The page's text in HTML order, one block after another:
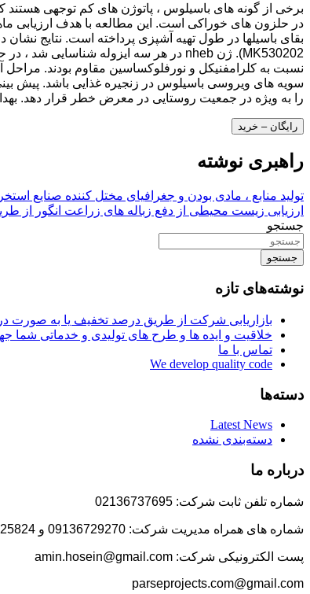
برخی از گونه های باسیلوس ، پاتوژن های کم توجهی هستند
سویه های ویروسی باسیلوس در زنجیره غذایی باشد. پیش
را به ویژه در جمعیت روستایی در معرض خطر قرار دهد.
رایگان – خرید
راهبری نوشته
تولید منابع ، مادی بودن و جغرافیای مختل کننده صنایع
ارزیابی زیست محیطی از دفع زباله های زراعت انگور از
جستجو
جستجو
نوشته‌های تازه
بازاریابی شرکت از طریق درصد تخفیف یا به صورت
خلاقیت و ایده ها و طرح های تولیدی و خدماتی
تماس با ما
We develop quality code
دسته‌ها
Latest News
دسته‌بندی نشده
درباره ما
شماره تلفن ثابت شرکت: 02136737695
شماره های همراه مدیریت شرکت: 09136729270 و 09198325824
پست الکترونیکی شرکت: amin.hosein@gmail.com
parseprojects.com@gmail.com